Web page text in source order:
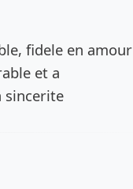
fidele en amour
et a
sincerite